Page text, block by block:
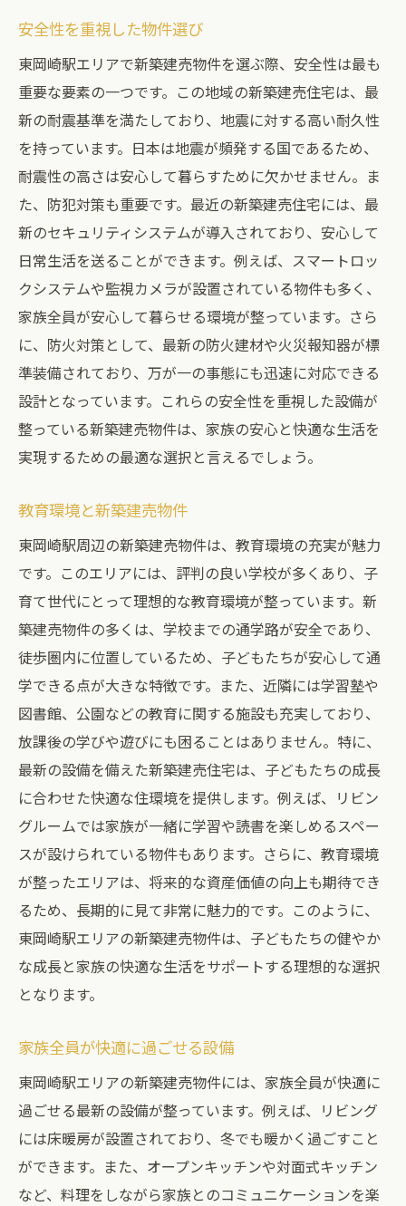
安全性を重視した物件選び
東岡崎駅エリアで新築建売物件を選ぶ際、安全性は最も
重要な要素の一つです。この地域の新築建売住宅は、最
新の耐震基準を満たしており、地震に対する高い耐久性
を持っています。日本は地震が頻発する国であるため、
耐震性の高さは安心して暮らすために欠かせません。ま
た、防犯対策も重要です。最近の新築建売住宅には、最
新のセキュリティシステムが導入されており、安心して
日常生活を送ることができます。例えば、スマートロッ
クシステムや監視カメラが設置されている物件も多く、
家族全員が安心して暮らせる環境が整っています。さら
に、防火対策として、最新の防火建材や火災報知器が標
準装備されており、万が一の事態にも迅速に対応できる
設計となっています。これらの安全性を重視した設備が
整っている新築建売物件は、家族の安心と快適な生活を
実現するための最適な選択と言えるでしょう。
教育環境と新築建売物件
東岡崎駅周辺の新築建売物件は、教育環境の充実が魅力
です。このエリアには、評判の良い学校が多くあり、子
育て世代にとって理想的な教育環境が整っています。新
築建売物件の多くは、学校までの通学路が安全であり、
徒歩圏内に位置しているため、子どもたちが安心して通
学できる点が大きな特徴です。また、近隣には学習塾や
図書館、公園などの教育に関する施設も充実しており、
放課後の学びや遊びにも困ることはありません。特に、
最新の設備を備えた新築建売住宅は、子どもたちの成長
に合わせた快適な住環境を提供します。例えば、リビン
グルームでは家族が一緒に学習や読書を楽しめるスペー
スが設けられている物件もあります。さらに、教育環境
が整ったエリアは、将来的な資産価値の向上も期待でき
るため、長期的に見て非常に魅力的です。このように、
東岡崎駅エリアの新築建売物件は、子どもたちの健やか
な成長と家族の快適な生活をサポートする理想的な選択
となります。
家族全員が快適に過ごせる設備
東岡崎駅エリアの新築建売物件には、家族全員が快適に
過ごせる最新の設備が整っています。例えば、リビング
には床暖房が設置されており、冬でも暖かく過ごすこと
ができます。また、オープンキッチンや対面式キッチン
など、料理をしながら家族とのコミュニケーションを楽